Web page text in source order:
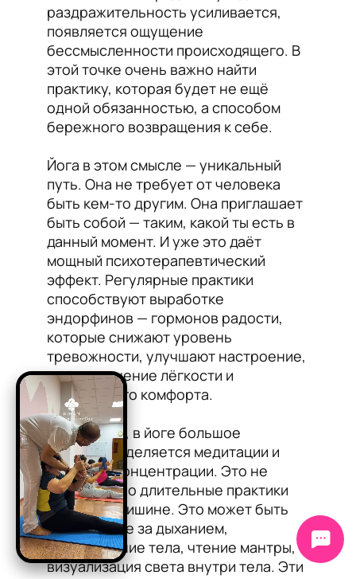
раздражительность усиливается,
появляется ощущение
бессмысленности происходящего. В
этой точке очень важно найти
практику, которая будет не ещё
одной обязанностью, а способом
бережного возвращения к себе.
Йога в этом смысле — уникальный
путь. Она не требует от человека
быть кем-то другим. Она приглашает
быть собой — таким, какой ты есть в
данный момент. И уже это даёт
мощный психотерапевтический
эффект. Регулярные практики
способствуют выработке
эндорфинов — гормонов радости,
которые снижают уровень
тревожности, улучшают настроение,
дают ощущение лёгкости и
внутреннего комфорта.
Кроме того, в йоге большое
внимание уделяется медитации и
техникам концентрации. Это не
обязательно длительные практики
сидения в тишине. Это может быть
наблюдение за дыханием,
сканирование тела, чтение мантры,
визуализация света внутри тела. Эти